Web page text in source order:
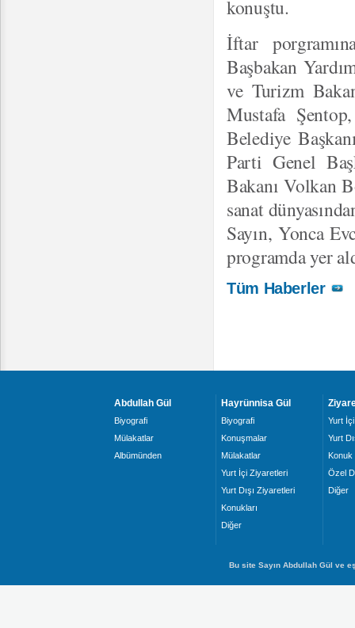
konuştu.
İftar
Başbakan
ve Turizm
Mustafa
Belediye
Parti Genel
Bakanı Volkan
sanat
Sayın, Yonca
programda yer
Tüm Haberler
Abdullah Gül
Biyografi
Mülakatlar
Albümünden
Hayrünnisa Gül
Biyografi
Konuşmalar
Mülakatlar
Yurt İçi Ziyaretleri
Yurt Dışı Ziyaretleri
Konukları
Diğer
Yurt İçi
Yurt
Konuk
Özel
Diğer
Bu site Sayın Abdullah Gül ve